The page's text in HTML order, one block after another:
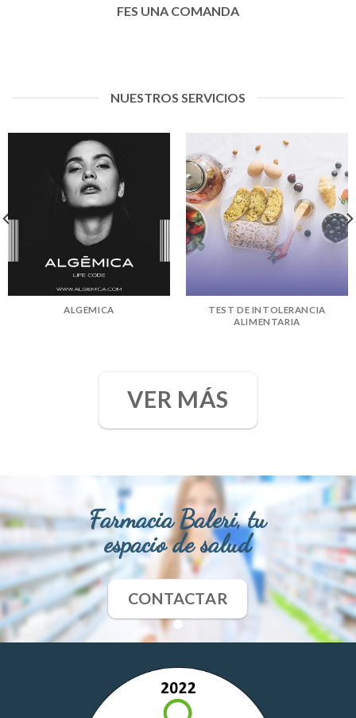
FES UNA COMANDA
NUESTROS SERVICIOS
ALGEMICA
TEST DE INTOLERANCIA
ALIMENTARIA
VER MÁS
Farmacia Baleri, tu
espacio de salud
CONTACTAR